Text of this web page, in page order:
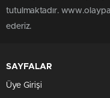
tutulmaktadır.
ederiz.
SAYFALAR
Üye Girişi